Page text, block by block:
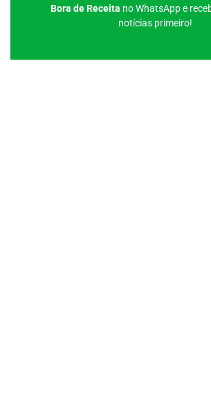
Bora de Receita no WhatsApp e
notícias primeiro!